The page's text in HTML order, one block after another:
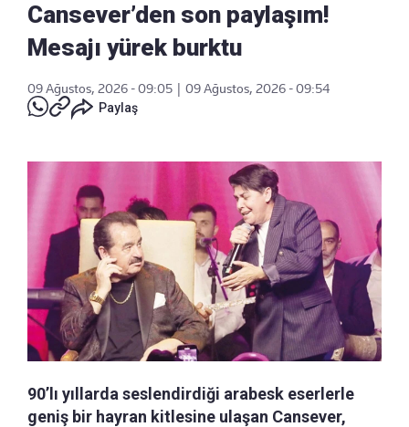
Cansever’den son paylaşım!
Mesajı yürek burktu
09 Ağustos, 2026 - 09:05
09 Ağustos, 2026 - 09:54
Paylaş
90’lı yıllarda seslendirdiği arabesk eserlerle
geniş bir hayran kitlesine ulaşan Cansever,